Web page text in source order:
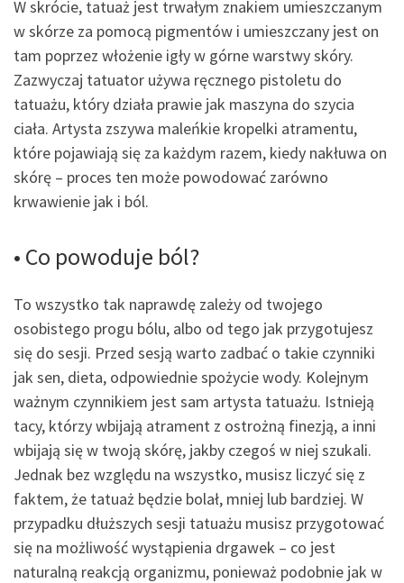
W skrócie, tatuaż jest trwałym znakiem umieszczanym
w skórze za pomocą pigmentów i umieszczany jest on
tam poprzez włożenie igły w górne warstwy skóry.
Zazwyczaj tatuator używa ręcznego pistoletu do
tatuażu, który działa prawie jak maszyna do szycia
ciała. Artysta zszywa maleńkie kropelki atramentu,
które pojawiają się za każdym razem, kiedy nakłuwa on
skórę – proces ten może powodować zarówno
krwawienie jak i ból.
• Co powoduje ból?
To wszystko tak naprawdę zależy od twojego
osobistego progu bólu, albo od tego jak przygotujesz
się do sesji. Przed sesją warto zadbać o takie czynniki
jak sen, dieta, odpowiednie spożycie wody. Kolejnym
ważnym czynnikiem jest sam artysta tatuażu. Istnieją
tacy, którzy wbijają atrament z ostrożną finezją, a inni
wbijają się w twoją skórę, jakby czegoś w niej szukali.
Jednak bez względu na wszystko, musisz liczyć się z
faktem, że tatuaż będzie bolał, mniej lub bardziej. W
przypadku dłuższych sesji tatuażu musisz przygotować
się na możliwość wystąpienia drgawek – co jest
naturalną reakcją organizmu, ponieważ podobnie jak w